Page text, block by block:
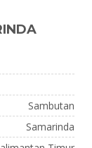
Sambutan
Samarinda